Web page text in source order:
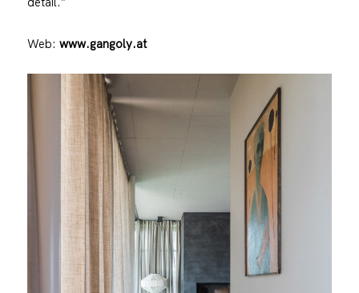
Web: www.gangoly.at